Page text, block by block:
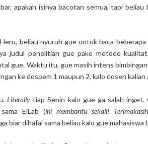
apakah isinya bacotan semua, tapi
beliau nyuruh gue untuk baca
judul penelitian gue pake metode
gue. Waktu itu, gue masih intens
ke dospem 1 maupun 2, kalo dosen kalian
Literally tiap Senin kalo gue ga salah
EiLab (ini membantu sekali!
biar dihafal sama beliau kalo gue mahasiswa